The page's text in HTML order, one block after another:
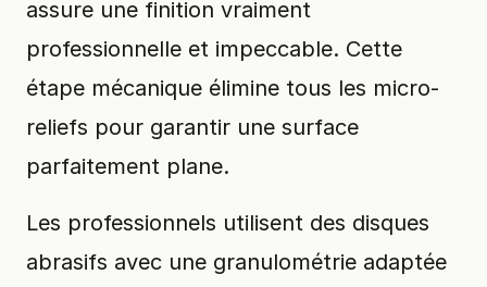
assure une finition vraiment
professionnelle et impeccable. Cette
étape mécanique élimine tous les micro-
reliefs pour garantir une surface
parfaitement plane.
Les professionnels utilisent des disques
abrasifs avec une granulométrie adaptée